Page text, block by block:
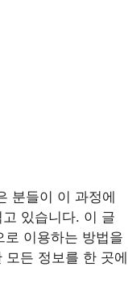
분들이 이 과정에
있습니다. 이 글
이용하는 방법을
든 정보를 한 곳에